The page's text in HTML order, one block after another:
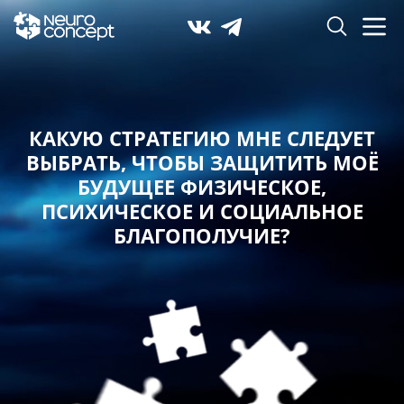
КАКУЮ СТРАТЕГИЮ МНЕ СЛЕДУЕТ
ВЫБРАТЬ,ЧТОБЫ ЗАЩИТИТЬ МОЁ
БУДУЩЕЕ ФИЗИЧЕСКОЕ,
ПСИХИЧЕСКОЕ И СОЦИАЛЬНОЕ
БЛАГОПОЛУЧИЕ?